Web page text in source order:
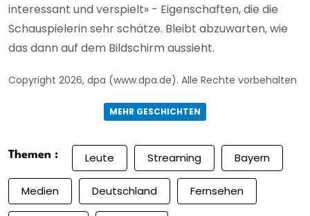
interessant und verspielt» - Eigenschaften, die die
Schauspielerin sehr schätze. Bleibt abzuwarten, wie
das dann auf dem Bildschirm aussieht.
Copyright 2026, dpa (www.dpa.de). Alle Rechte vorbehalten
MEHR GESCHICHTEN
Themen : Leute Streaming Bayern
Medien Deutschland Fernsehen